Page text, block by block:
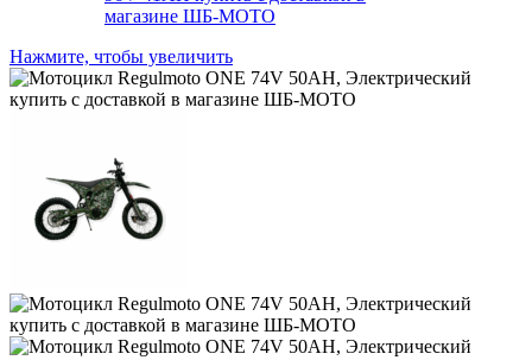
Нажмите, чтобы увеличить